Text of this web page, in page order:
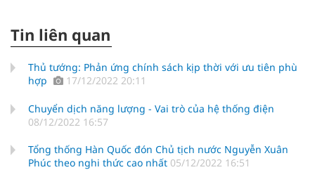
Tin liên quan
Thủ tướng: Phản ứng chính sách kịp thời với ưu tiên phù
hợp
17/12/2022 20:11
Chuyển dịch năng lượng - Vai trò của hệ thống điện
08/12/2022 16:57
Tổng thống Hàn Quốc đón Chủ tịch nước Nguyễn Xuân
Phúc theo nghi thức cao nhất 05/12/2022 16:51